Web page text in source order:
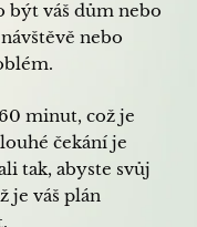
být váš dům nebo
nebo
minut, což je
čekání je
tak, abyste svůj
je váš plán